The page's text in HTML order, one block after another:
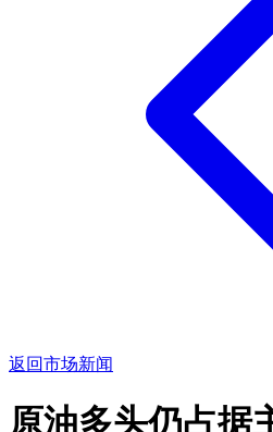
返回市场新闻
原油多头仍占据